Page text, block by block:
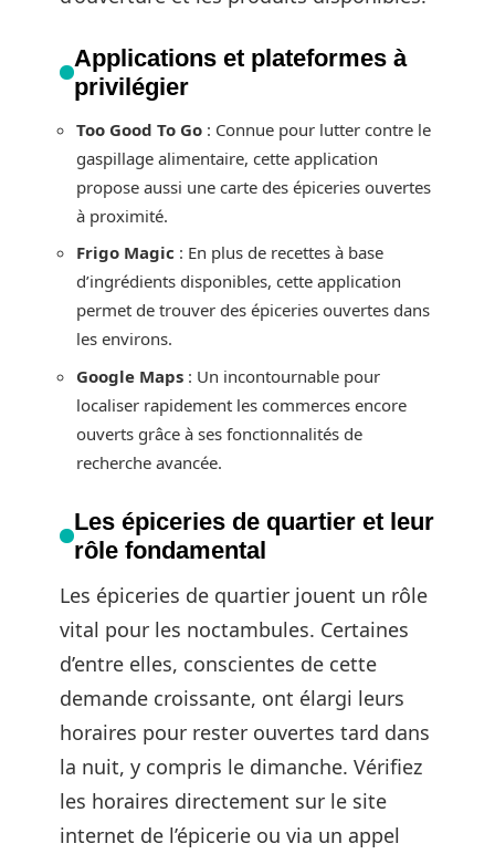
Applications et plateformes à
privilégier
Too Good To Go : Connue pour lutter contre le
gaspillage alimentaire, cette application
propose aussi une carte des épiceries ouvertes
à proximité.
Frigo Magic : En plus de recettes à base
d’ingrédients disponibles, cette application
permet de trouver des épiceries ouvertes dans
les environs.
Google Maps : Un incontournable pour
localiser rapidement les commerces encore
ouverts grâce à ses fonctionnalités de
recherche avancée.
Les épiceries de quartier et leur
rôle fondamental
Les épiceries de quartier jouent un rôle
vital pour les noctambules. Certaines
d’entre elles, conscientes de cette
demande croissante, ont élargi leurs
horaires pour rester ouvertes tard dans
la nuit, y compris le dimanche. Vérifiez
les horaires directement sur le site
internet de l’épicerie ou via un appel